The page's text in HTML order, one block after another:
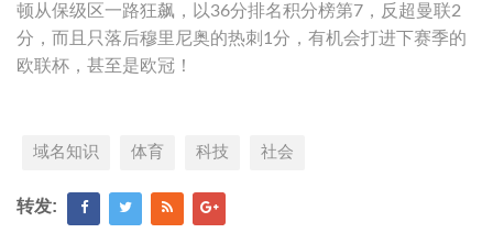
顿从保级区一路狂飙，以36分排名积分榜第7，反超曼联2
分，而且只落后穆里尼奥的热刺1分，有机会打进下赛季的
欧联杯，甚至是欧冠！
域名知识 体育 科技 社会
转发: